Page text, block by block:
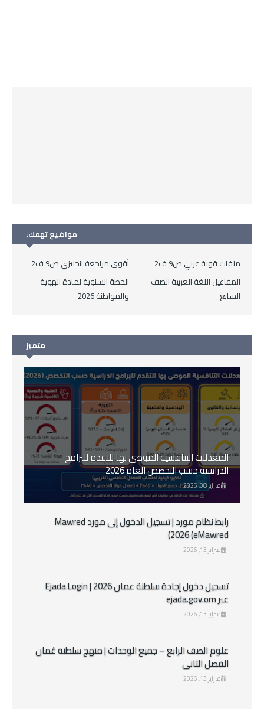
مواضيع تهمك:
أقوى مراجعة انجليزي ص9 ف2
ملفات قوية عربي ص9 ف2
الخطة السنوية لمادة الهوية
والمواطنة 2026
المفاعيل اللغة العربية الصف
السابع
متميز
المعدلات التنافسية الموصى بها للتقدم للبرامج
الدراسية حسب التخصص العام 2026
فبراير 08, 2026
رابط نظام مورد | تسجيل الدخول إلى مورد Mawred
2026 (eMawred)
فبراير 13, 2026
تسجيل دخول إجادة سلطنة عمان 2026 | Ejada Login
عبر ejada.gov.om
فبراير 13, 2026
علوم الصف الرابع – جميع الوحدات | منهج سلطنة عُمان
الفصل الثاني
فبراير 13, 2026